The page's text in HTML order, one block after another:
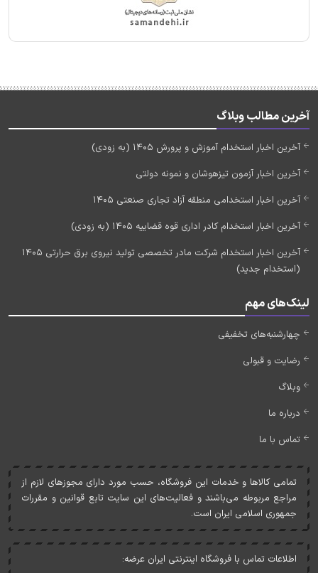
آخرین مطالب وبلاگ
آخرین اخبار استخدام آموزش و پرورش 1405 (به زودی)
آخرین اخبار آزمون تیزهوشان و نمونه دولتی
آخرین اخبار استخدامی منطقه آزاد تجاری صنعتی 1405
آخرین اخبار استخدام کادر اداری قوه قضاییه 1405 (به زودی)
آخرین اخبار استخدام شرکت مادر تخصصی تولید نیروی برق حرارتی 1405
(استخدام جدید)
لینک‌های مهم
چهارشنبه‌های تخفیفی
رضایت و قبولی
وبلاگ
درباره ما
تماس با ما
تمامی کالاها و خدمات اين فروشگاه، حسب مورد دارای مجوزهای لازم از
مراجع مربوطه می‌باشند و فعاليت‌های اين سايت تابع قوانين و مقررات
جمهوری اسلامی ايران است.
اطلاعات تماس با فروشگاه اینترنتی ایران عرضه: